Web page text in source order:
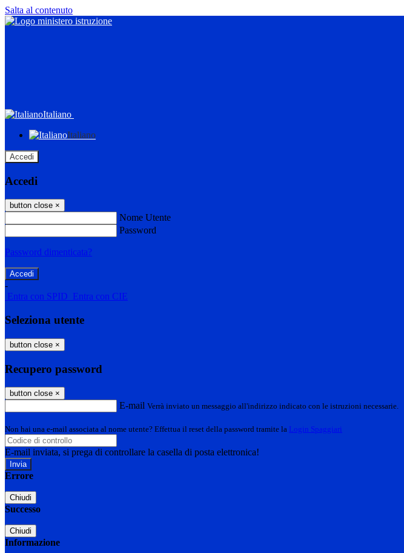
Salta al contenuto
Italiano
Italiano
Accedi
Accedi
button close ×
Nome Utente
Password
Password dimenticata?
-
Entra con SPID Entra con CIE
Seleziona utente
button close ×
Recupero password
button close ×
E-mail Verrà inviato un messaggio all'indirizzo indicato con le istruzioni necessarie.
Non hai una e-mail associata al nome utente? Effettua il reset della password tramite la Login Spaggiari
E-mail inviata, si prega di controllare la casella di posta elettronica!
Errore
Chiudi
Successo
Chiudi
Informazione